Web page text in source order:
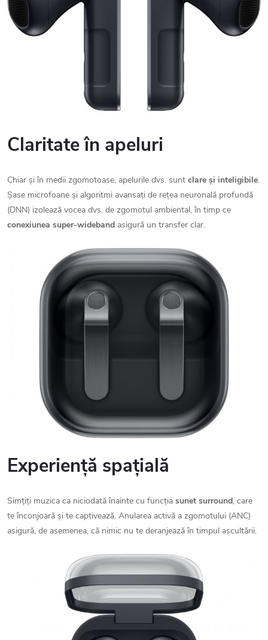
Claritate în apeluri
Chiar și în medii zgomotoase, apelurile dvs. sunt clare și inteligibile.
Șase microfoane și algoritmi avansați de rețea neuronală profundă
(DNN) izolează vocea dvs. de zgomotul ambiental, în timp ce
conexiunea super-wideband asigură un transfer clar.
Experiență spațială
Simțiți muzica ca niciodată înainte cu funcția sunet surround, care
te înconjoară și te captivează. Anularea activă a zgomotului (ANC)
asigură, de asemenea, că nimic nu te deranjează în timpul ascultării.